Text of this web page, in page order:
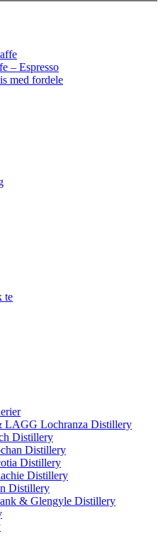
– Espresso
med fordele
te
LAGG Lochranza Distillery
Distillery
Distillery
Distillery
Distillery
Distillery
& Glengyle Distillery